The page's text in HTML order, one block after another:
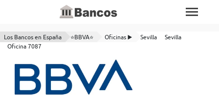
Los Bancos en España ⭐BBVA⭐ Oficinas ▶️ Sevilla
Sevilla
Oficina 7087